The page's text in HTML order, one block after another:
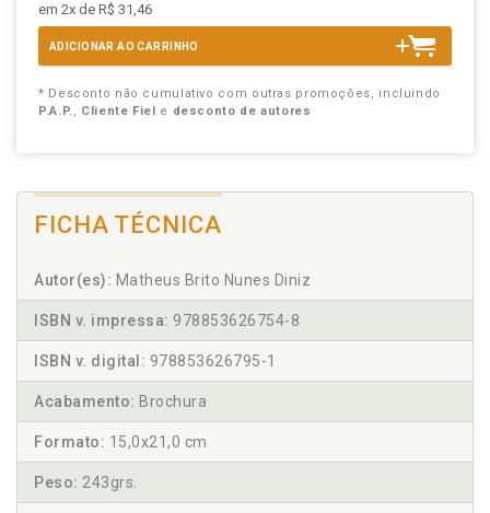
em 2x de R$ 31,46
ADICIONAR AO CARRINHO
* Desconto não cumulativo com outras promoções, incluindo
P.A.P., Cliente Fiel e desconto de autores
FICHA TÉCNICA
Autor(es): Matheus Brito Nunes Diniz
ISBN v. impressa: 978853626754-8
ISBN v. digital: 978853626795-1
Acabamento: Brochura
Formato: 15,0x21,0 cm
Peso: 243grs.